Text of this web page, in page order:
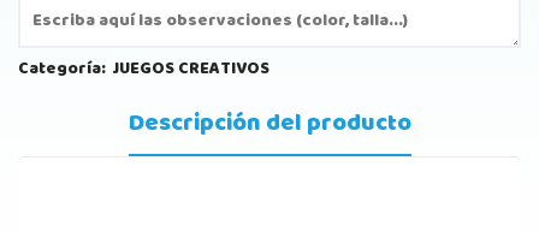
Categoría: JUEGOS CREATIVOS
Descripción del producto